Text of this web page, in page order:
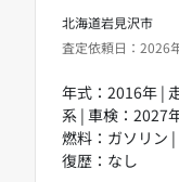
北海道岩見沢市
査定依頼日：2026
年式：2016年 |
系 | 車検：2027
燃料：ガソリン
復歴：なし